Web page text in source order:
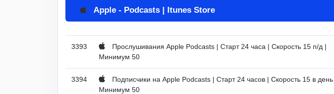
Apple - Podcasts | Itunes Store
3393
Прослушивания Apple Podcasts | Старт 24 часа | Скорость 15 п/д |
Минимум 50
3394
Подписчики на Apple Podcasts | Старт 24 часов | Скорость 15 в день |
Минимум 50